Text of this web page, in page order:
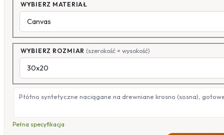
WYBIERZ MATERIAŁ
WYBIERZ ROZMIAR (szerokość × wysokość)
Płótno syntetyczne naciągane na drewniane krosno (sosna),
Pełna specyfikacja